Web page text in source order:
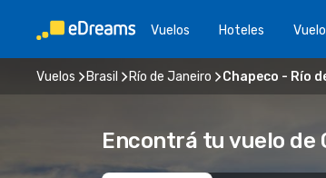
Vuelos Hoteles
Vuelos Brasil Río de Janeiro Chapeco - Río
Encontrá tu vuelo de